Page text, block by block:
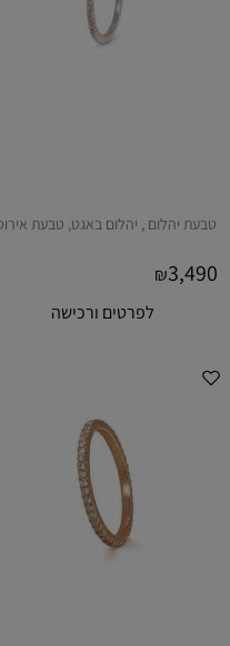
טבעת יהלום , יהלום באגט, טבעת
₪3,490
לפרטים ורכישה